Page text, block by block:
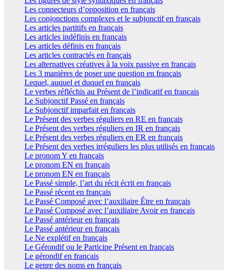
Les connecteurs d’opposition en français
Les conjonctions complexes et le subjonctif en français
Les articles partitifs en français
Les articles indéfinis en français
Les articles définis en français
Les articles contractés en français
Les alternatives créatives à la voix passive en français
Les 3 manières de poser une question en français
Lequel, auquel et duquel en français
Le verbes réfléchis au Présent de l’indicatif en français
Le Subjonctif Passé en français
Le Subjonctif imparfait en français
Le Présent des verbes réguliers en RE en français
Le Présent des verbes réguliers en IR en français
Le Présent des verbes réguliers en ER en français
Le Présent des verbes irréguliers les plus utilisés en français
Le pronom Y en français
Le pronom EN en français
Le pronom EN en français
Le Passé simple, l’art du récit écrit en français
Le Passé récent en français
Le Passé Composé avec l’auxiliaire Être en français
Le Passé Composé avec l’auxiliaire Avoir en français
Le Passé antérieur en français
Le Passé antérieur en français
Le Ne explétif en français
Le Gérondif ou le Participe Présent en français
Le gérondif en français
Le genre des noms en français